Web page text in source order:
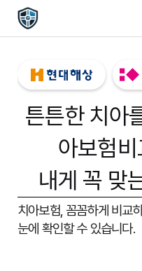
튼튼한 치아
아보험
내게 꼭 맞
치아보험, 꼼꼼하게 비교
눈에 확인할 수 있습니다.